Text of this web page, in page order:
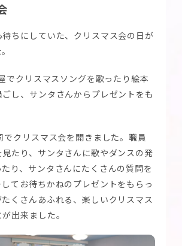
ちにしていた、クリスマス会の日が
でクリスマスソングを歌ったり絵本
し、サンタさんからプレゼントをも
でクリスマス会を開きました。職員
見たり、サンタさんに歌やダンスの発
り、サンタさんにたくさんの質問を
してお待ちかねのプレゼントをもらっ
くさんあふれる、楽しいクリスマス
出来ました。